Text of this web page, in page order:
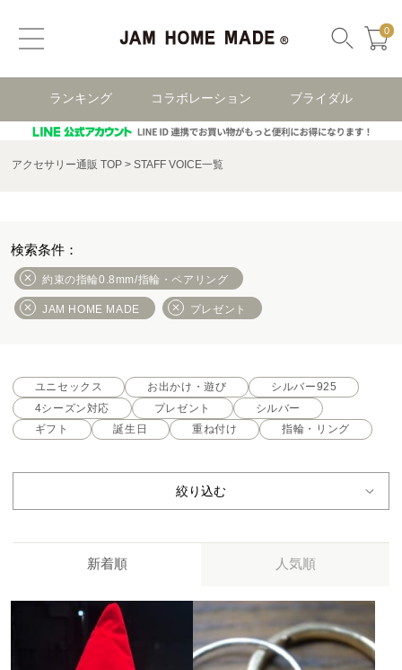
0
ランキング コラボレーション ブライダル
アクセサリー通販 TOP STAFF VOICE一覧
約束の指輪0.8mm/指輪・ペアリング
JAM HOME MADE プレゼント
ユニセックス お出かけ・遊び
シルバー925
4シーズン対応
プレゼント
シルバー
ギフト
誕生日 重ね付け 指輪・リング
絞り込む
新着順 人気順